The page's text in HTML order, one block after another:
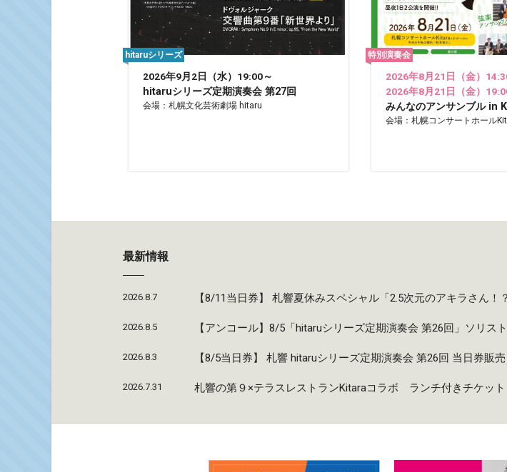
2026年9月2日（水）19:00～
hitaruシリーズ定期演奏会 第27回
会場：札幌文化芸術劇場 hitaru
hitaruシリーズ
2026年8月21日（金）
2026年8月21日（金）
みんなのアンサンブル in
会場：札幌コンサートホール
特別演奏会
最新情報
2026.8.7 【8/11当日券】 札響夏休みスペシャル「2.5次元のアキラさん
2026.8.5 【アンコール】8/5「hitaruシリーズ定期演奏会 第26回」ソリス
2026.8.3 【8/5当日券】 札響 hitaruシリーズ定期演奏会 第26回 当日券販
2026.7.31 札響の第９×テラスレストランKitaraコラボ ランチ付きチケット